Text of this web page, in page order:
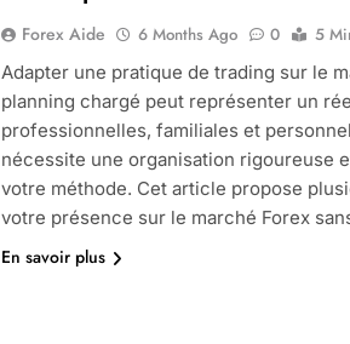
Forex Aide 6 Months Ago 0
5
Adapter une pratique de trading sur le
planning chargé peut représenter un
professionnelles, familiales et
nécessite une organisation rigoureuse
votre méthode. Cet article propose
votre présence sur le marché Forex
En savoir plus